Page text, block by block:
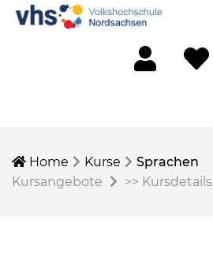
Home Kurse
Sprachen
Kursangebote
>> Kursdetails